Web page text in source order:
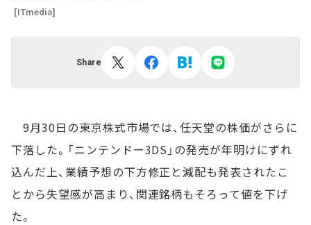
[ITmedia]
Share
9月30日の東京株式市場では、任天堂の株価がさらに
下落した。「ニンテンドー3DS」の発売が年明けにずれ
込んだ上、業績予想の下方修正と減配も発表されたこ
とから失望感が高まり、関連銘柄もそろって値を下げ
た。